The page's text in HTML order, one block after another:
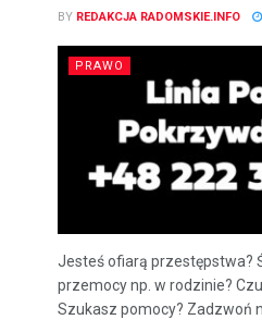
BY REDAKCJA RADOMSKIE.INFO
PRAWO
Jesteś ofiarą przestępstwa?
przemocy np. w rodzinie?
Szukasz pomocy? Zadzwoń